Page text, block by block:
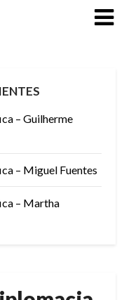
– Guilherme
– Miguel Fuentes
– Martha